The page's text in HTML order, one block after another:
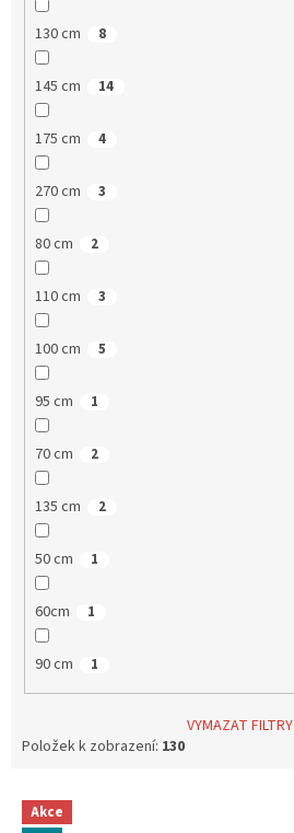
130 cm 8
145 cm 14
175 cm 4
270 cm 3
80 cm 2
110 cm 3
100 cm 5
95 cm 1
70 cm 2
135 cm 2
50 cm 1
60cm 1
90 cm 1
VYMAZAT FILTRY
Položek k zobrazení: 130
V Akce